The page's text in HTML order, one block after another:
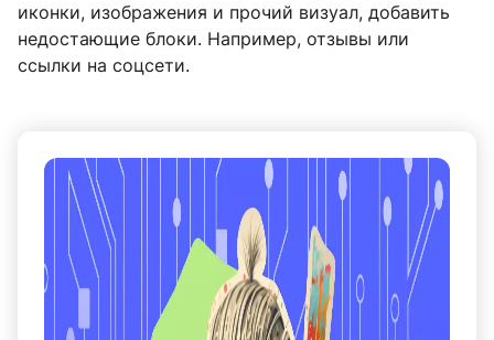
иконки, изображения и прочий визуал, добавить
недостающие блоки. Например, отзывы или
ссылки на соцсети.